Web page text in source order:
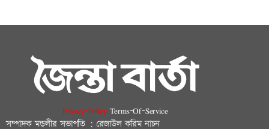
Privacy-Policy Terms-Of-Service
সম্পাদক মন্ডলীর সভাপতি : রেজাউল করিম নাচন